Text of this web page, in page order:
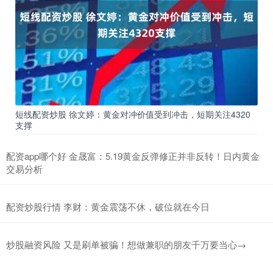
短线配资炒股 徐文婷：黄金对冲价值受到冲击，短期关注4320
支撑
配资app哪个好 金晟富：5.19黄金反弹修正并非反转！日内黄金
交易分析
配资炒股行情 李财：黄金震荡不休，破位就在今日
炒股融资风险 又是刷单被骗！想做兼职的朋友千万要当心→